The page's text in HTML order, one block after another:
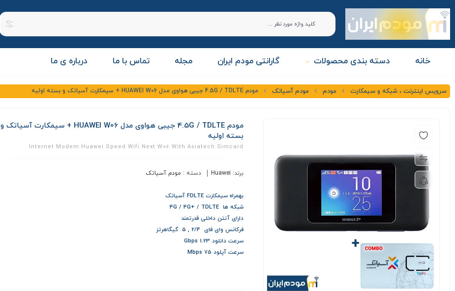
خانه دسته بندی محصولات گارانتی مودم ایران مجله تماس با ما درباره ی ما
سرویس اینترنت ، شبکه و سیمکارت مودم مودم آسیاتک مودم 4.5G / TDLTE جیبی هواوی مدل HUAWEI W06 + سیمکارت آسیاتک و بسته اولیه
مودم 4.5G / TDLTE جیبی هواوی مدل HUAWEI W06 + سیمکارت آسیاتک و
بسته اولیه
Internet Modem Huawei Speed Wifi Next W06 With Asiatech Simcard
برند: Huawei دسته : مودم آسیاتک
بهمراه سیمکارت FDLTE آسیاتک
شبکه ها 4G / 4G+ / TDLTE
دارای آنتن داخلی قدرتمند
فرکانس وای فای 2/4 , 5 گیگاهرتز
سرعت دانلود 1.23 Gbps
سرعت آپلود 75 Mbps